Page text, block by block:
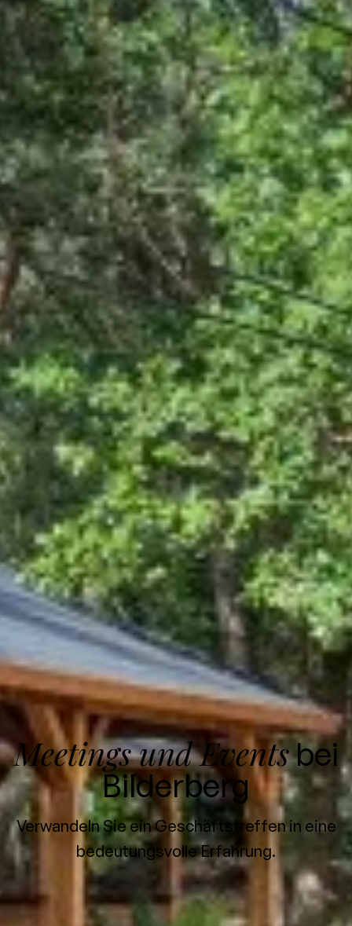
Meetings und Eventsbei
Bilderberg
Verwandeln Sie ein Geschäftstreffen in eine
bedeutungsvolle Erfahrung.